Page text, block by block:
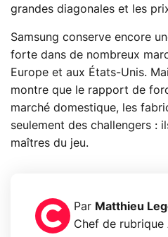
grandes diagonales et les
Samsung conserve encore
forte dans de nombreux
Europe et aux États-Unis.
montre que le rapport de
marché domestique, les
seulement des challengers :
maîtres du jeu.
Par Matthieu
Chef de rubrique